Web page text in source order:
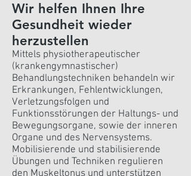
Wir helfen Ihnen Ihre
Gesundheit wieder
herzustellen
Mittels physiotherapeutischer
(krankengymnastischer)
Behandlungstechniken behandeln wir
Erkrankungen, Fehlentwicklungen,
Verletzungsfolgen und
Funktionsstörungen der Haltungs- und
Bewegungsorgane, sowie der inneren
Organe und des Nervensystems.
Mobilisierende und stabilisierende
Übungen und Techniken regulieren
den Muskeltonus und unterstützen